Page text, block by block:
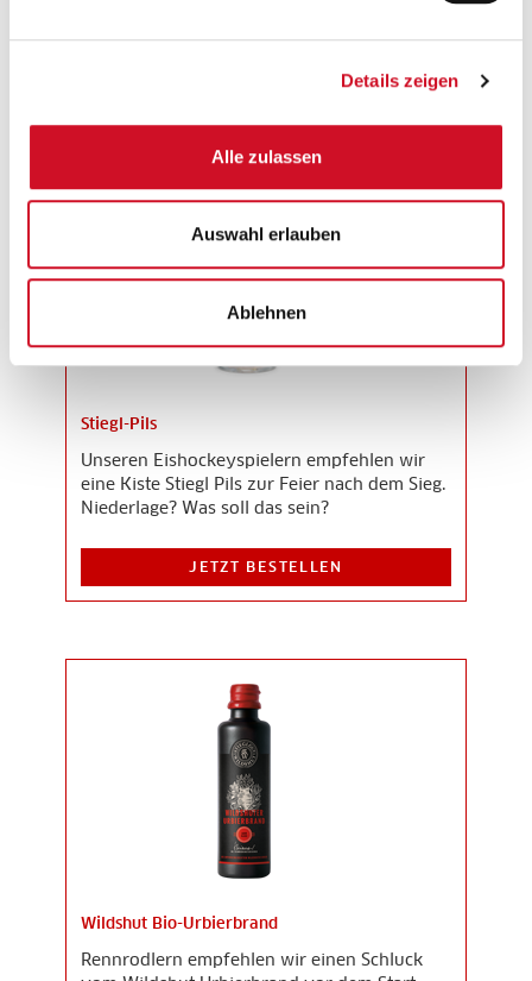
Details zeigen
Alle zulassen
Auswahl erlauben
Ablehnen
Onlineshop.
JETZT BESTELLEN
Stiegl-Pils
Unseren Eishockeyspielern empfehlen wir
eine Kiste Stiegl Pils zur Feier nach dem Sieg.
Niederlage? Was soll das sein?
JETZT BESTELLEN
Wildshut Bio-Urbierbrand
Rennrodlern empfehlen wir einen Schluck